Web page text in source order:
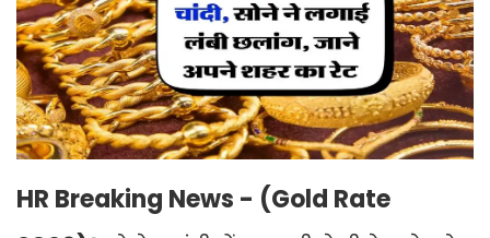
HR Breaking News - (Gold Rate